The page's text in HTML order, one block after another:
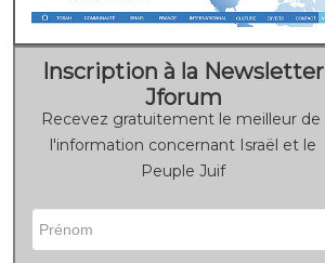
Inscription à la Newsletter
Jforum
Recevez gratuitement le meilleur de
l'information concernant Israël et le
Peuple Juif